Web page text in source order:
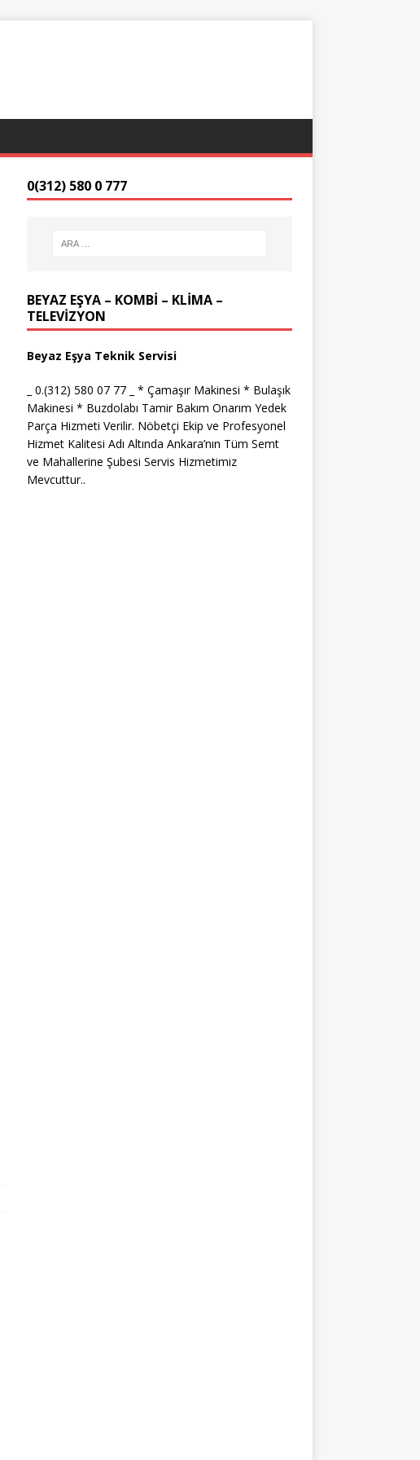
0(312) 580 0 777
BEYAZ EŞYA – KOMBİ – KLİMA –
TELEVİZYON
Beyaz Eşya Teknik Servisi
_ 0.(312) 580 07 77 _ * Çamaşır Makinesi * Bulaşık
Makinesi * Buzdolabı Tamir Bakım Onarım Yedek
Parça Hizmeti Verilir. Nöbetçi Ekip ve Profesyonel
Hizmet Kalitesi Adı Altında Ankara’nın Tüm Semt
ve Mahallerine Şubesi Servis Hizmetimiz
Mevcuttur..